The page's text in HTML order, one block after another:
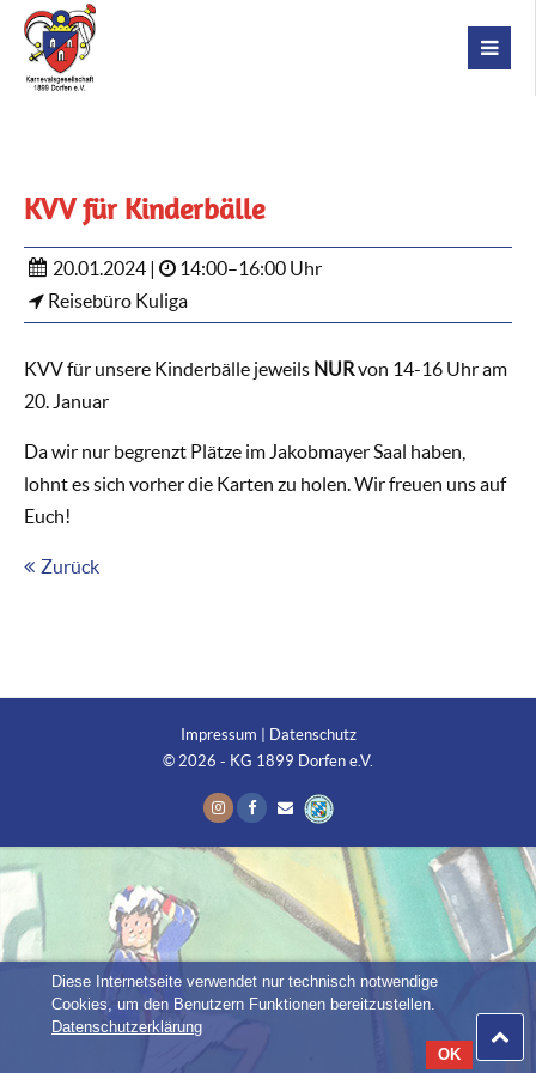
KVV für Kinderbälle
20.01.2024 |
14:00–16:00 Uhr
Reisebüro Kuliga
KVV für unsere Kinderbälle jeweils NURvon 14-16 Uhr am
20. Januar
Da wir nur begrenzt Plätze im Jakobmayer Saal haben,
lohnt es sich vorher die Karten zu holen. Wir freuen uns auf
Euch!
Zurück
Impressum
Datenschutz
© 2026 - KG 1899 Dorfen e.V.
Diese Internetseite verwendet nur technisch notwendige
Cookies, um den Benutzern Funktionen bereitzustellen.
Datenschutzerklärung
OK